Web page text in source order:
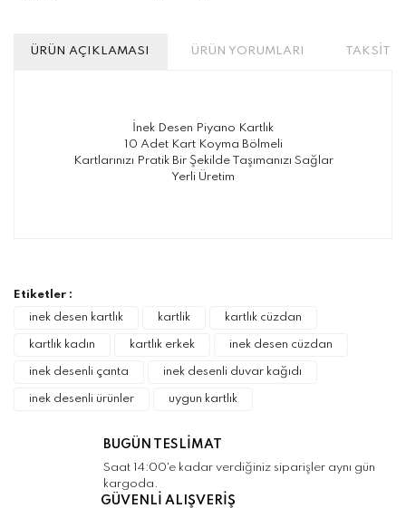
ÜRÜN AÇIKLAMASI ÜRÜN YORUMLARI TAKSİT
İnek Desen Piyano Kartlık
10 Adet Kart Koyma Bölmeli
Kartlarınızı Pratik Bir Şekilde Taşımanızı Sağlar
Yerli Üretim
Görüş ve önerileriniz için teşekkür ederiz.
Ürün resmi kalitesiz, bozuk veya
Ürün açıklamasında eksik bilgiler bulunuyor.
Ürün bilgilerinde hatalar bulunuyor.
Etiketler :
inek desen kartlık
kartlik kartlık cüzdan
kartlık kadın kartlık erkek inek desen cüzdan
inek desenli çanta inek desenli duvar kağıdı
inek desenli ürünler uygun kartlık
BUGÜN TESLİMAT
Saat 14:00'e kadar verdiğiniz siparişler aynı gün
kargoda.
GÜVENLİ ALIŞVERİŞ